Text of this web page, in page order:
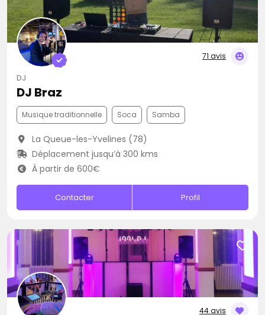
71 avis
DJ
DJ Braz
Musique traditionnelle Soca Samba
La Queue-les-Yvelines (78)
Déplacement jusqu’à 300 kms
À partir de 600€
Contacter Profil
44 avis